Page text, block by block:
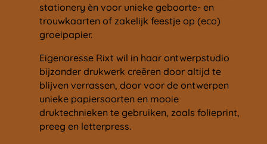
stationery èn voor unieke geboorte- en
trouwkaarten of zakelijk feestje op (eco)
groeipapier.
Eigenaresse Rixt wil in haar ontwerpstudio
bijzonder drukwerk creëren door altijd te
blijven verrassen, door voor de ontwerpen
unieke papiersoorten en mooie
druktechnieken te gebruiken, zoals folieprint,
preeg en letterpress.